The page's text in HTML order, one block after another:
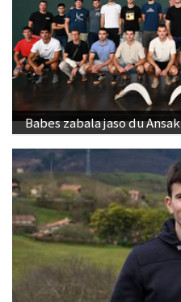
Babes zabala jaso du Ansak